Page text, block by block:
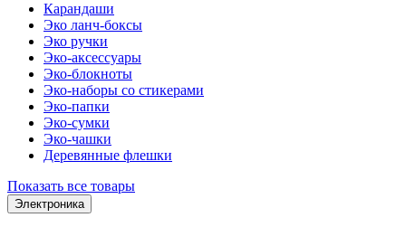
Карандаши
Эко ланч-боксы
Эко ручки
Эко-аксессуары
Эко-блокноты
Эко-наборы со стикерами
Эко-папки
Эко-сумки
Эко-чашки
Деревянные флешки
Показать все товары
Электроника